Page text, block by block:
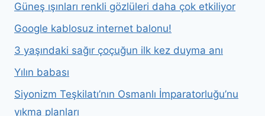
Güneş ışınları renkli gözlüleri daha çok etkiliyor
Google kablosuz internet balonu!
3 yaşındaki sağır çoçuğun ilk kez duyma anı
Yılın babası
Siyonizm Teşkilatı’nın Osmanlı İmparatorluğu’nu
yıkma planları